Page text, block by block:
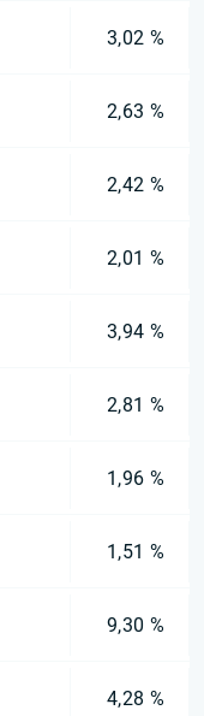
3,02 %
2,63 %
2,42 %
2,01 %
3,94 %
2,81 %
1,96 %
1,51 %
9,30 %
4,28 %